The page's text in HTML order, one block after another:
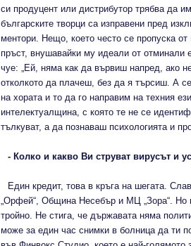
си продуцент или дистрибутор трябва да
българските творци са изправени пред
ментори. Нещо, което често се пропуска
пръст, внушавайки му идеали от
чуе: „Ей, няма как да вървиш напред, ако
отколкото да плачеш, без да я търсиш. А
на хората и то да го направим на техния
интелектуалщина, с която те не се
тълкуват, а да познаваш психологията и
- Колко и какво Ви струват вирусът и
Един кредит, това в кръга на шегата.
„Орфей“, Община Несебър и МЦ „Зора“. Но
тройно. Не стига, че държавата няма
може за един час снимки в болница да ти